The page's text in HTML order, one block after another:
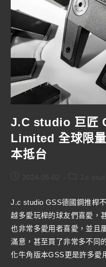
J.C studio 巨匠
Limited 全球限
本抵台
J.c studio GSS德國鋼推桿
越多愛玩桿的球友們喜愛，
也非常多愛用者喜愛，並且
滿意，甚至買了非常多不同
化牛角版本GSS更是許多愛